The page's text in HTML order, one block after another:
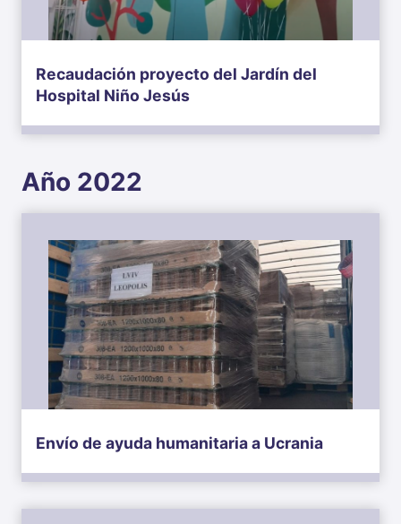
Recaudación proyecto del Jardín del
Hospital Niño Jesús
Año 2022
Envío de ayuda humanitaria a Ucrania